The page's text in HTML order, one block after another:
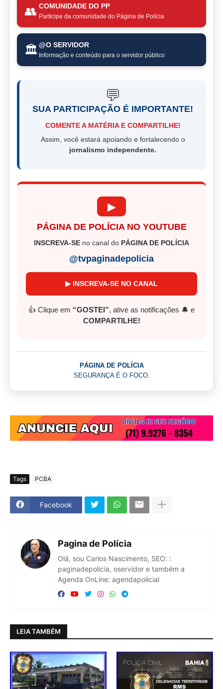
👥 COMUNIDADE DO PP
Participe da comunidade do Página de Polícia
🏛️ @O SERVIDOR
Informação e conteúdo para o servidor público
💬
SUA PARTICIPAÇÃO É IMPORTANTE!
COMENTE A MATÉRIA E COMPARTILHE!
Assim, você estará apoiando e fortalecendo o
jornalismo independente.
▶
PÁGINA DE POLÍCIA NO YOUTUBE
INSCREVA-SE no canal do PÁGINA DE POLÍCIA
@tvpaginadepolicia
▶ INSCREVA-SE NO CANAL
👍 Clique em “GOSTEI”, ative as notificações 🔔 e
COMPARTILHE!
PÁGINA DE POLÍCIA
SEGURANÇA É O FOCO.
Tags PCBA
Facebook
Pagina de Polícia
Olá, sou Carlos Nascimento, SEO: :
paginadepolicia, oservidor e também a
Agenda OnLine: agendapolicial
LEIA TAMBÉM